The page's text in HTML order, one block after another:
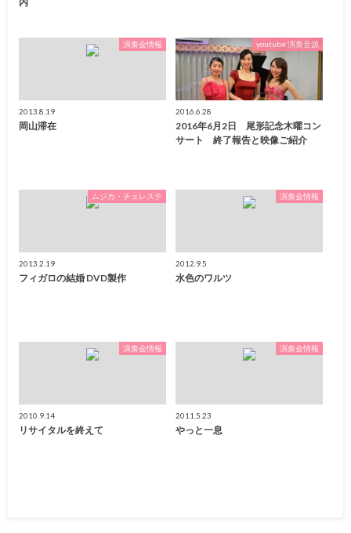
演奏会情報
2013.8.19
岡山滞在
youtube 演奏音源
2016.6.28
2016年6月2日 尾形記念木曜コン
サート 終了報告と映像ご紹介
ムジカ・チェレステ
2013.2.19
フィガロの結婚 DVD製作
演奏会情報
2012.9.5
水色のワルツ
演奏会情報
2010.9.14
リサイタルを終えて
演奏会情報
2011.5.23
やっと一息